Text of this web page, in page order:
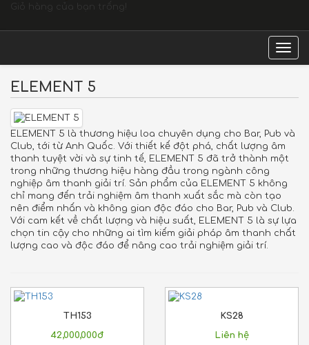
Giỏ hàng của bạn trống!
ELEMENT 5
ELEMENT 5 là thương hiệu loa chuyên dụng cho Bar, Pub và
Club, tới từ Anh Quốc. Với thiết kế đột phá, chất lượng âm
thanh tuyệt vời và sự tinh tế, ELEMENT 5 đã trở thành một
trong những thương hiệu hàng đầu trong ngành công
nghiệp âm thanh giải trí. Sản phẩm của ELEMENT 5 không
chỉ mang đến trải nghiệm âm thanh xuất sắc mà còn tạo
nên điểm nhấn và không gian độc đáo cho Bar, Pub và Club.
Với cam kết về chất lượng và hiệu suất, ELEMENT 5 là sự lựa
chọn tin cậy cho những ai tìm kiếm giải pháp âm thanh chất
lượng cao và độc đáo để nâng cao trải nghiệm giải trí.
TH153
42,000,000đ
KS28
Liên hệ